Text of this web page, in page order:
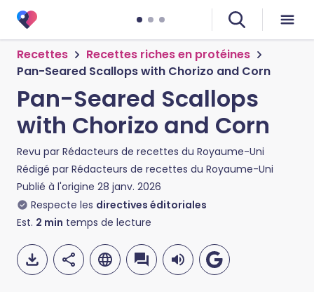
Recettes
Recettes riches en protéines
Pan-Seared Scallops with Chorizo and Corn
Pan-Seared Scallops
with Chorizo and Corn
Revu par Rédacteurs de recettes du Royaume-Uni
Rédigé par Rédacteurs de recettes du Royaume-Uni
Publié à l'origine 28 janv. 2026
Respecte les directives éditoriales
Est. 2 min temps de lecture